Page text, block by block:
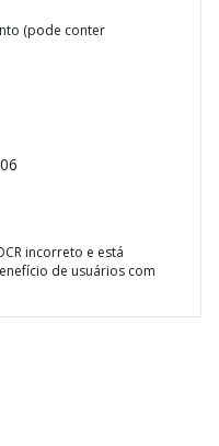
(pode conter
incorreto e está
de usuários com